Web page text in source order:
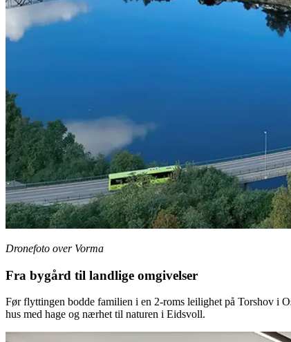
Dronefoto over Vorma
Fra bygård til landlige omgivelser
Før flyttingen bodde familien i en 2-roms leilighet på Torshov i
hus med hage og nærhet til naturen i Eidsvoll.